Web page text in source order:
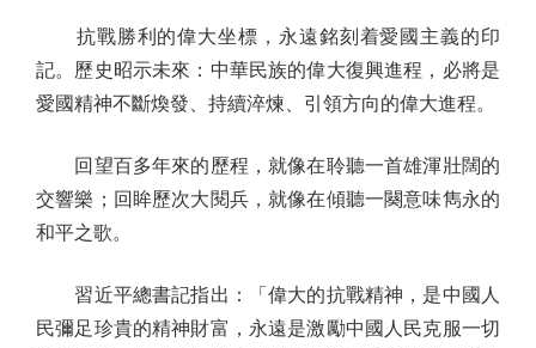
抗戰勝利的偉大坐標，永遠銘刻着愛國主義的印
記。歷史昭示未來：中華民族的偉大復興進程，必將是
愛國精神不斷煥發、持續淬煉、引領方向的偉大進程。
回望百多年來的歷程，就像在聆聽一首雄渾壯闊的
交響樂；回眸歷次大閱兵，就像在傾聽一闋意味雋永的
和平之歌。
習近平總書記指出：「偉大的抗戰精神，是中國人
民彌足珍貴的精神財富，永遠是激勵中國人民克服一切